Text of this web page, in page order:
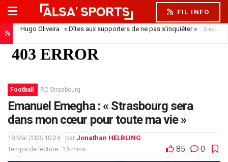
FIL INFO
Hugo Oliveira : « Dîtes aux supporters de ne pas s’inquiéter »
5 août 2026
Résultats, réactions des joueurs… Hugo Oliveira maintient son exigence
Football RC Strasbourg
Emanuel Emegha : « Strasbourg sera
dans mon cœur pour toute ma vie »
18 Mai 2026 10:24 par Jonathan HELBLING
Temps de lecture : 16 mins
85 0